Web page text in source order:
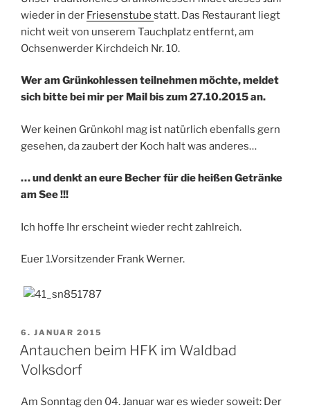
wieder in der Friesenstube statt. Das Restaurant liegt
nicht weit von unserem Tauchplatz entfernt, am
Ochsenwerder Kirchdeich Nr. 10.
Wer am Grünkohlessen teilnehmen möchte, meldet
sich bitte bei mir per Mail bis zum 27.10.2015 an.
Wer keinen Grünkohl mag ist natürlich ebenfalls gern
gesehen, da zaubert der Koch halt was anderes…
… und denkt an eure Becher für die heißen Getränke
am See !!!
Ich hoffe Ihr erscheint wieder recht zahlreich.
Euer 1.Vorsitzender Frank Werner.
VERÖFFENTLICHT
AM
6. JANUAR 2015
Antauchen beim HFK im Waldbad
Volksdorf
Am Sonntag den 04. Januar war es wieder soweit: Der